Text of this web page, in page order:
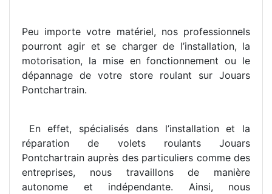
Peu importe votre matériel, nos professionnels
pourront agir et se charger de l’installation, la
motorisation, la mise en fonctionnement ou le
dépannage de votre store roulant sur Jouars
Pontchartrain.
En effet, spécialisés dans l’installation et la
réparation de volets roulants Jouars
Pontchartrain auprès des particuliers comme des
entreprises, nous travaillons de manière
autonome et indépendante. Ainsi, nous